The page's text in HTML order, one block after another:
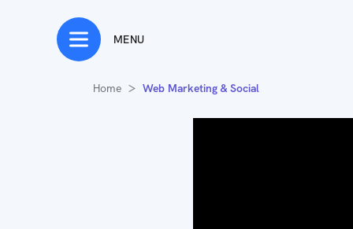
MENU
Home Web Marketing & Social